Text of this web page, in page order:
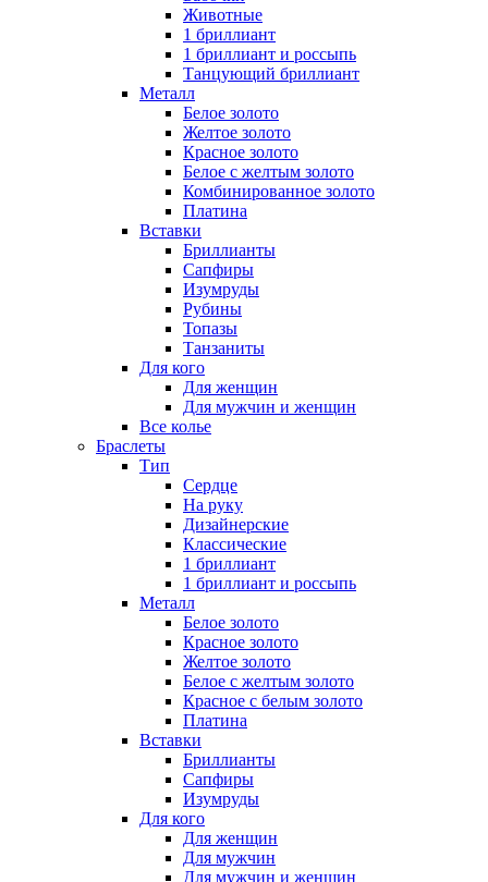
Животные
1 бриллиант
1 бриллиант и россыпь
Танцующий бриллиант
Металл
Белое золото
Желтое золото
Красное золото
Белое с желтым золото
Комбинированное золото
Платина
Вставки
Бриллианты
Сапфиры
Изумруды
Рубины
Топазы
Танзаниты
Для кого
Для женщин
Для мужчин и женщин
Все колье
Браслеты
Тип
Сердце
На руку
Дизайнерские
Классические
1 бриллиант
1 бриллиант и россыпь
Металл
Белое золото
Красное золото
Желтое золото
Белое с желтым золото
Красное с белым золото
Платина
Вставки
Бриллианты
Сапфиры
Изумруды
Для кого
Для женщин
Для мужчин
Для мужчин и женщин